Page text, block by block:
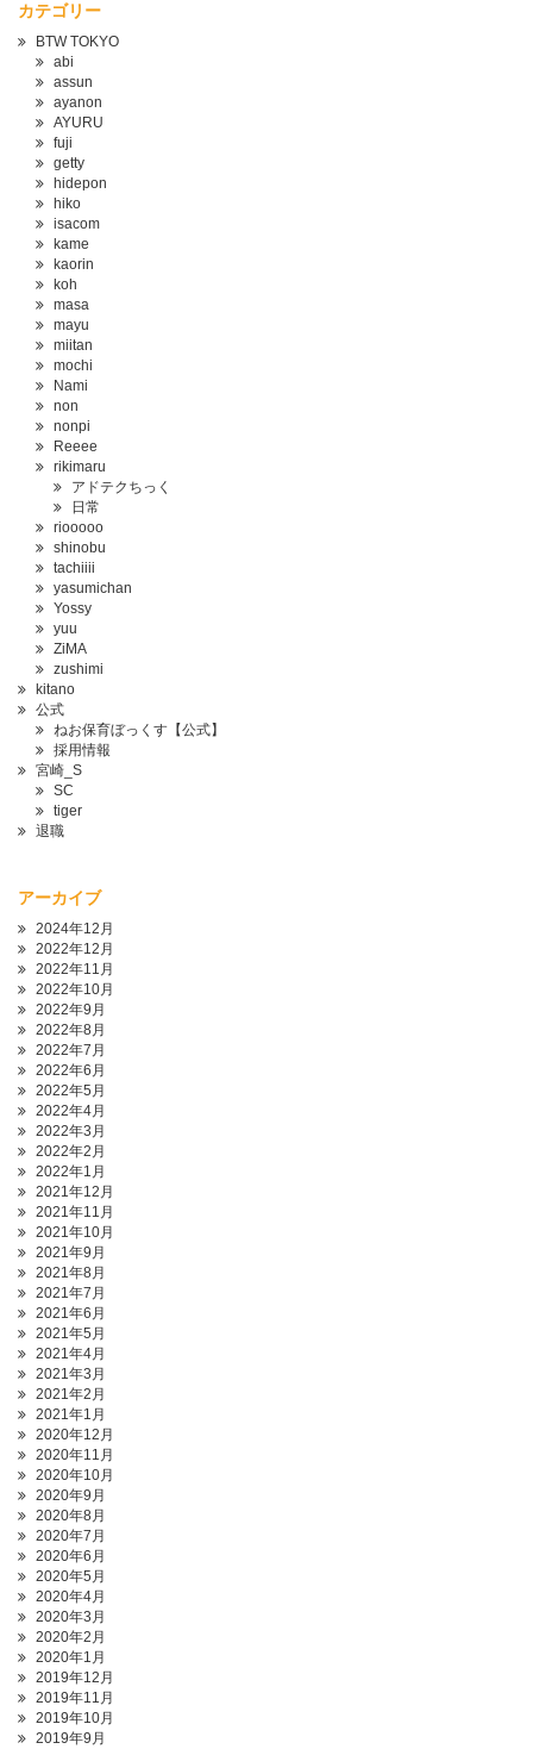
カテゴリー
BTW TOKYO
abi
assun
ayanon
AYURU
fuji
getty
hidepon
hiko
isacom
kame
kaorin
koh
masa
mayu
miitan
mochi
Nami
non
nonpi
Reeee
rikimaru
アドテクちっく
日常
riooooo
shinobu
tachiiii
yasumichan
Yossy
yuu
ZiMA
zushimi
kitano
公式
ねお保育ぼっくす【公式】
採用情報
宮崎_S
SC
tiger
退職
アーカイブ
2024年12月
2022年12月
2022年11月
2022年10月
2022年9月
2022年8月
2022年7月
2022年6月
2022年5月
2022年4月
2022年3月
2022年2月
2022年1月
2021年12月
2021年11月
2021年10月
2021年9月
2021年8月
2021年7月
2021年6月
2021年5月
2021年4月
2021年3月
2021年2月
2021年1月
2020年12月
2020年11月
2020年10月
2020年9月
2020年8月
2020年7月
2020年6月
2020年5月
2020年4月
2020年3月
2020年2月
2020年1月
2019年12月
2019年11月
2019年10月
2019年9月